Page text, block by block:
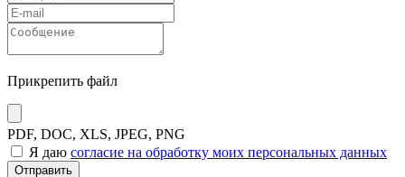
Прикрепить файл
PDF, DOC, XLS, JPEG, PNG
Я даю согласие на обработку моих персональных данных
Отправить